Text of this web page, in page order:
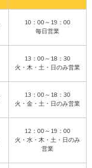
10：00～19：00
毎日営業
13：00～18：30
火・木・土・日のみ営業
13：00～18：30
火・金・土・日のみ営業
12：00～19：00
火・水・木・土・日のみ
営業